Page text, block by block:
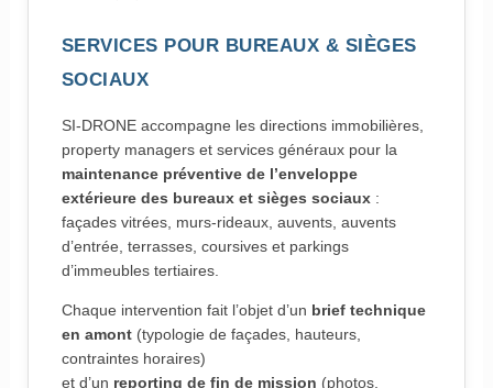
SERVICES POUR BUREAUX & SIÈGES
SOCIAUX
SI-DRONE accompagne les directions immobilières,
property managers et services généraux pour la
maintenance préventive de l’enveloppe
extérieure des bureaux et sièges sociaux:
façades vitrées, murs-rideaux, auvents, auvents
d’entrée, terrasses, coursives et parkings
d’immeubles tertiaires.
Chaque intervention fait l’objet d’un brief technique
en amont(typologie de façades, hauteurs,
contraintes horaires)
et d’un reporting de fin de mission (photos,